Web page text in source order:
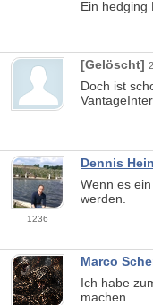
Ein hedging
[Gelöscht]
Doch ist
1236
Dennis Hein
Wenn es
werden.
Marco
Ich habe
machen.